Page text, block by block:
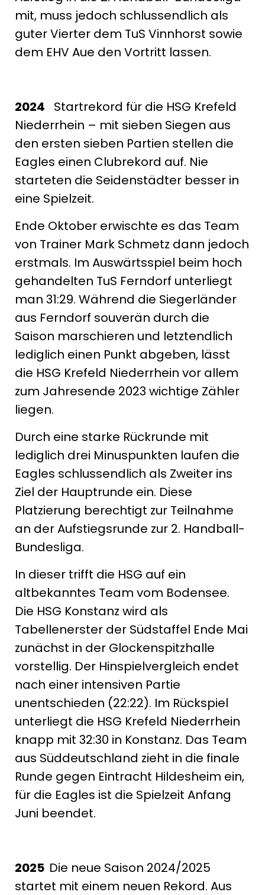
mit, muss jedoch schlussendlich als
guter Vierter dem TuS Vinnhorst sowie
dem EHV Aue den Vortritt lassen.
2024 Startrekord für die HSG Krefeld
Niederrhein – mit sieben Siegen aus
den ersten sieben Partien stellen die
Eagles einen Clubrekord auf. Nie
starteten die Seidenstädter besser in
eine Spielzeit.
Ende Oktober erwischte es das Team
von Trainer Mark Schmetz dann jedoch
erstmals. Im Auswärtsspiel beim hoch
gehandelten TuS Ferndorf unterliegt
man 31:29. Während die Siegerländer
aus Ferndorf souverän durch die
Saison marschieren und letztendlich
lediglich einen Punkt abgeben, lässt
die HSG Krefeld Niederrhein vor allem
zum Jahresende 2023 wichtige Zähler
liegen.
Durch eine starke Rückrunde mit
lediglich drei Minuspunkten laufen die
Eagles schlussendlich als Zweiter ins
Ziel der Hauptrunde ein. Diese
Platzierung berechtigt zur Teilnahme
an der Aufstiegsrunde zur 2. Handball-
Bundesliga.
In dieser trifft die HSG auf ein
altbekanntes Team vom Bodensee.
Die HSG Konstanz wird als
Tabellenerster der Südstaffel Ende Mai
zunächst in der Glockenspitzhalle
vorstellig. Der Hinspielvergleich endet
nach einer intensiven Partie
unentschieden (22:22). Im Rückspiel
unterliegt die HSG Krefeld Niederrhein
knapp mit 32:30 in Konstanz. Das Team
aus Süddeutschland zieht in die finale
Runde gegen Eintracht Hildesheim ein,
für die Eagles ist die Spielzeit Anfang
Juni beendet.
2025 Die neue Saison 2024/2025
startet mit einem neuen Rekord. Aus